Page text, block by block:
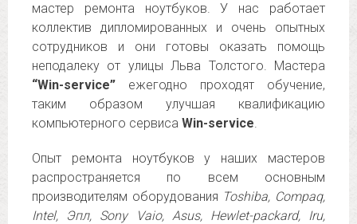
мастер ремонта ноутбуков. У нас работает
коллектив дипломированных и очень опытных
сотрудников и они готовы оказать помощь
неподалеку от улицы Льва Толстого. Мастера
“Win-service” ежегодно проходят обучение,
таким образом улучшая квалификацию
компьютерного сервиса Win-service.
Опыт ремонта ноутбуков у наших мастеров
распространяется по всем основным
производителям оборудования Toshiba, Compaq,
Intel, Эпл, Sony Vaio, Asus, Hewlet-packard, Iru,